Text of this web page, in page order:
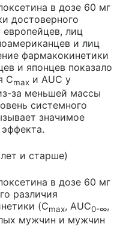
в дозе 60 мг
достоверного
европейцев, лиц
и лиц
фармакокинетики
и японцев показало
Cmax и AUC у
за меньшей массы
системного
значимое
и старше)
в дозе 60 мг
различия
(Cmax, AUC0-∞,
мужчин и мужчин